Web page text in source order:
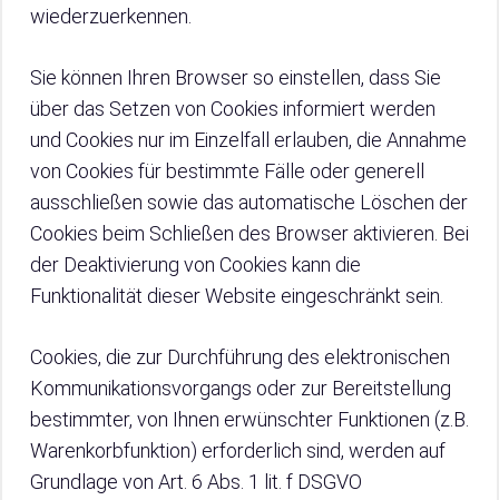
wiederzuerkennen.
Sie können Ihren Browser so einstellen, dass Sie
über das Setzen von Cookies informiert werden
und Cookies nur im Einzelfall erlauben, die Annahme
von Cookies für bestimmte Fälle oder generell
ausschließen sowie das automatische Löschen der
Cookies beim Schließen des Browser aktivieren. Bei
der Deaktivierung von Cookies kann die
Funktionalität dieser Website eingeschränkt sein.
Cookies, die zur Durchführung des elektronischen
Kommunikationsvorgangs oder zur Bereitstellung
bestimmter, von Ihnen erwünschter Funktionen (z.B.
Warenkorbfunktion) erforderlich sind, werden auf
Grundlage von Art. 6 Abs. 1 lit. f DSGVO